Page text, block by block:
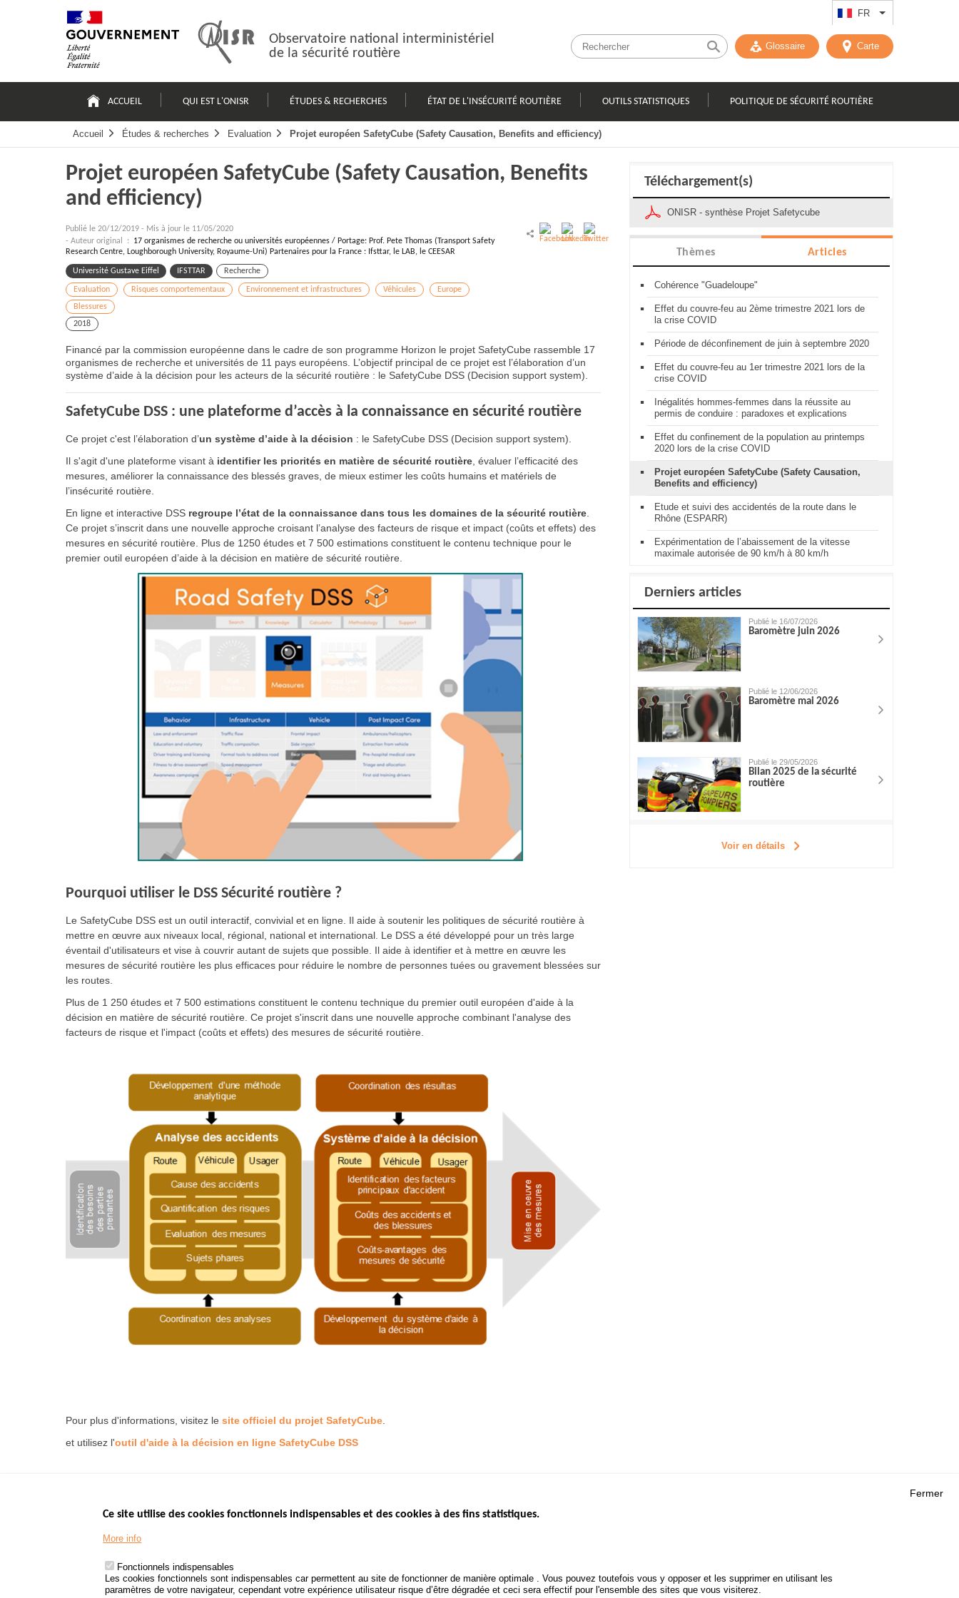
FR Lister les actions
Observatoire national interministériel
de la sécurité routière
Glossaire Carte
principale
ACCUEIL QUI EST L'ONISR ÉTUDES & RECHERCHES ÉTAT DE L'INSÉCURITÉ ROUTIÈRE OUTILS STATISTIQUES POLITIQUE DE SÉCURITÉ ROUTIÈRE
Accueil Études & recherches Evaluation Projet européen SafetyCube (Safety Causation, Benefits and efficiency)
Projet européen SafetyCube (Safety Causation, Benefits
and efficiency)
Publié le 20/12/2019 - Mis à jour le 11/05/2020
- Auteur original : 17 organismes de recherche ou universités européennes / Portage: Prof. Pete Thomas (Transport Safety
Research Centre, Loughborough University, Royaume-Uni) Partenaires pour la France : Ifsttar, le LAB, le CEESAR
Université Gustave Eiffel IFSTTAR Recherche
Evaluation Risques comportementaux Environnement et infrastructures Véhicules
Europe
Blessures
2018
Financé par la commission européenne dans le cadre de son programme Horizon le projet SafetyCube rassemble 17
organismes de recherche et universités de 11 pays européens. L’objectif principal de ce projet est l’élaboration d’un
système d’aide à la décision pour les acteurs de la sécurité routière : le SafetyCube DSS (Decision support system).
SafetyCube DSS : une plateforme d’accès à la connaissance en sécurité routière
Ce projet c'est l’élaboration d’un système d’aide à la décision : le SafetyCube DSS (Decision support system).
Il s'agit d'une plateforme visant à identifier les priorités en matière de sécurité routière , évaluer l’efficacité des
mesures, améliorer la connaissance des blessés graves, de mieux estimer les coûts humains et matériels de
l’insécurité routière.
En ligne et interactive DSS regroupe l’état de la connaissance dans tous les domaines de la sécurité routière
Ce projet s’inscrit dans une nouvelle approche croisant l’analyse des facteurs de risque et impact (coûts et effets) des
mesures en sécurité routière. Plus de 1250 études et 7 500 estimations constituent le contenu technique pour le
premier outil européen d’aide à la décision en matière de sécurité routière.
Pourquoi utiliser le DSS Sécurité routière ?
Le SafetyCube DSS est un outil interactif, convivial et en ligne. Il aide à soutenir les politiques de sécurité routière à
mettre en œuvre aux niveaux local, régional, national et international. Le DSS a été développé pour un très large
éventail d'utilisateurs et vise à couvrir autant de sujets que possible. Il aide à identifier et à mettre en œuvre les
mesures de sécurité routière les plus efficaces pour réduire le nombre de personnes tuées ou gravement blessées sur
les routes.
Plus de 1 250 études et 7 500 estimations constituent le contenu technique du premier outil européen d'aide à la
décision en matière de sécurité routière. Ce projet s'inscrit dans une nouvelle approche combinant l'analyse des
facteurs de risque et l'impact (coûts et effets) des mesures de sécurité routière.
Pour plus d'informations, visitez le site officiel du projet SafetyCube
et utilisez l'outil d'aide à la décision en ligne SafetyCube DSS
Téléchargement(s)
ONISR - synthèse Projet Safetycube
Thèmes Articles
Cohérence "Guadeloupe"
Effet du couvre-feu au 2ème trimestre 2021 lors de
la crise COVID
Période de déconfinement de juin à septembre 2020
Effet du couvre-feu au 1er trimestre 2021 lors de la
crise COVID
Inégalités hommes-femmes dans la réussite au
permis de conduire : paradoxes et explications
Effet du confinement de la population au printemps
2020 lors de la crise COVID
Projet européen SafetyCube (Safety Causation,
Benefits and efficiency)
Etude et suivi des accidentés de la route dans le
Rhône (ESPARR)
Expérimentation de l’abaissement de la vitesse
maximale autorisée de 90 km/h à 80 km/h
Derniers articles
Publié le 16/07/2026
Baromètre juin 2026
Publié le 12/06/2026
Baromètre mai 2026
Publié le 29/05/2026
Bilan 2025 de la sécurité
routière
Voir en détails
www.legifrance.gouv.fr
www.service-public.fr
Bilan annuel des infractions
POLITIQUE DE SÉCURITÉ
ROUTIÈRE
Fermer
Ce site utilise des cookies fonctionnels indispensables et des cookies à des fins statistiques.
More info
Fonctionnels indispensables
Les cookies fonctionnels sont indispensables car permettent au site de fonctionner de manière optimale . Vous pouvez toutefois vous y opposer et les supprimer en utilisant les
paramètres de votre navigateur, cependant votre expérience utilisateur risque d’être dégradée et ceci sera effectif pour l'ensemble des sites que vous visiterez.